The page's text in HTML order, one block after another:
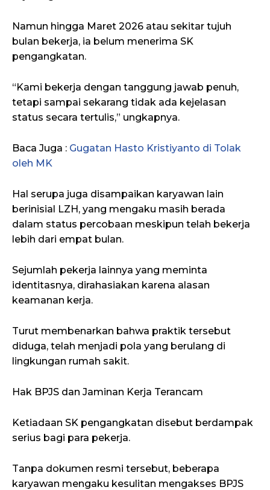
Namun hingga Maret 2026 atau sekitar tujuh
bulan bekerja, ia belum menerima SK
pengangkatan.
“Kami bekerja dengan tanggung jawab penuh,
tetapi sampai sekarang tidak ada kejelasan
status secara tertulis,” ungkapnya.
Baca Juga : Gugatan Hasto Kristiyanto di Tolak
oleh MK
Hal serupa juga disampaikan karyawan lain
berinisial LZH, yang mengaku masih berada
dalam status percobaan meskipun telah bekerja
lebih dari empat bulan.
Sejumlah pekerja lainnya yang meminta
identitasnya, dirahasiakan karena alasan
keamanan kerja.
Turut membenarkan bahwa praktik tersebut
diduga, telah menjadi pola yang berulang di
lingkungan rumah sakit.
Hak BPJS dan Jaminan Kerja Terancam
Ketiadaan SK pengangkatan disebut berdampak
serius bagi para pekerja.
Tanpa dokumen resmi tersebut, beberapa
karyawan mengaku kesulitan mengakses BPJS